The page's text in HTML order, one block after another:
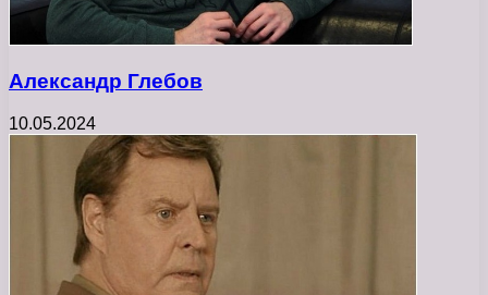
Александр Глебов
10.05.2024